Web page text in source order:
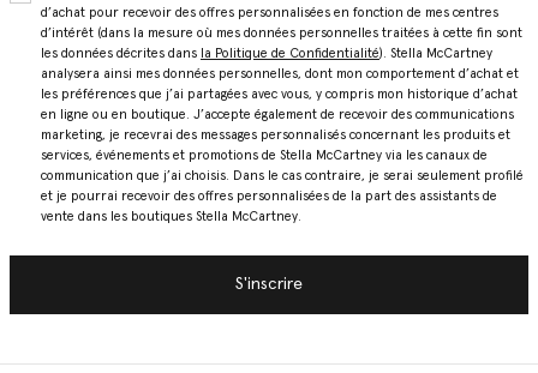
d’achat pour recevoir des offres personnalisées en fonction de mes centres
d’intérêt (dans la mesure où mes données personnelles traitées à cette fin sont
les données décrites dans
la Politique de Confidentialité). Stella McCartney
analysera ainsi mes données personnelles, dont mon comportement d’achat et
les préférences que j’ai partagées avec vous, y compris mon historique d’achat
en ligne ou en boutique. J’accepte également de recevoir des communications
marketing, je recevrai des messages personnalisés concernant les produits et
services, événements et promotions de Stella McCartney via les canaux de
communication que j’ai choisis. Dans le cas contraire, je serai seulement profilé
et je pourrai recevoir des offres personnalisées de la part des assistants de
vente dans les boutiques Stella McCartney.
S'inscrire